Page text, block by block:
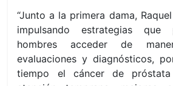
“Junto a la primera dama,
impulsando estrategias
hombres acceder de
evaluaciones y diagnósticos,
tiempo el cáncer de